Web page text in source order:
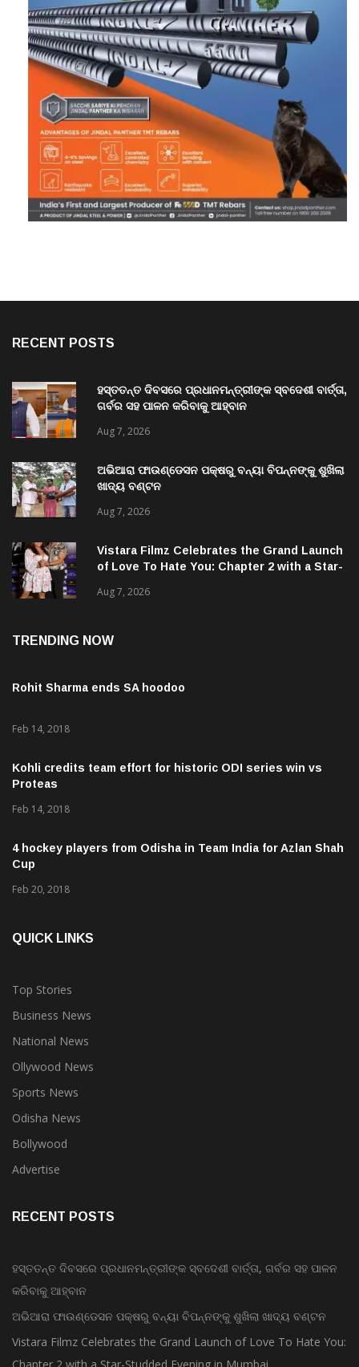
RECENT POSTS
ହସ୍ତତନ୍ତ ଦିବସରେ ପ୍ରଧାନମନ୍ତ୍ରୀଙ୍କ ସ୍ବଦେଶୀ ବାର୍ତ୍ତା,
ଗର୍ବର ସହ ପାଳନ କରିବାକୁ ଆହ୍ବାନ
Aug 7, 2026
ଅଭିଆରା ଫାଉଣ୍ଡେସନ ପକ୍ଷରୁ ବନ୍ୟା ବିପନ୍ନଙ୍କୁ ଶୁଖିଲା
ଖାଦ୍ୟ ବଣ୍ଟନ
Aug 7, 2026
Vistara Filmz Celebrates the Grand Launch
of Love To Hate You: Chapter 2 with a Star-
Aug 7, 2026
TRENDING NOW
Rohit Sharma ends SA hoodoo
Feb 14, 2018
Kohli credits team effort for historic ODI series win vs
Proteas
Feb 14, 2018
4 hockey players from Odisha in Team India for Azlan Shah
Cup
Feb 20, 2018
QUICK LINKS
Top Stories
Business News
National News
Ollywood News
Sports News
Odisha News
Bollywood
Advertise
RECENT POSTS
ହସ୍ତତନ୍ତ ଦିବସରେ ପ୍ରଧାନମନ୍ତ୍ରୀଙ୍କ ସ୍ବଦେଶୀ ବାର୍ତ୍ତା, ଗର୍ବର ସହ ପାଳନ
କରିବାକୁ ଆହ୍ବାନ
ଅଭିଆରା ଫାଉଣ୍ଡେସନ ପକ୍ଷରୁ ବନ୍ୟା ବିପନ୍ନଙ୍କୁ ଶୁଖିଲା ଖାଦ୍ୟ ବଣ୍ଟନ
Vistara Filmz Celebrates the Grand Launch of Love To Hate You: